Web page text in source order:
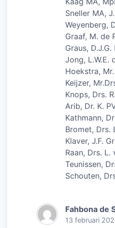
Sneller MA,
Weyenberg,
Graaf, M. de
Graus, D.J.G.
Jong, L.W.E.
Hoekstra, Mr.
Keijzer,
Knops, Drs.
Arib, Dr. K.
Kathmann,
Bromet, Drs.
Klaver, J.F.
Raan, Drs. L.
Teunissen,
Schouten,
Fahbona de
13 februari